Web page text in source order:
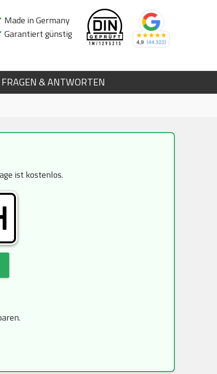
Made in Germany
Garantiert günstig
FRAGEN & ANTWORTEN
ist kostenlos.